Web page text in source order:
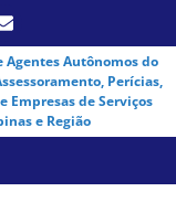
Agentes Autônomos do
Perícias,
Empresas de Serviços
e Região